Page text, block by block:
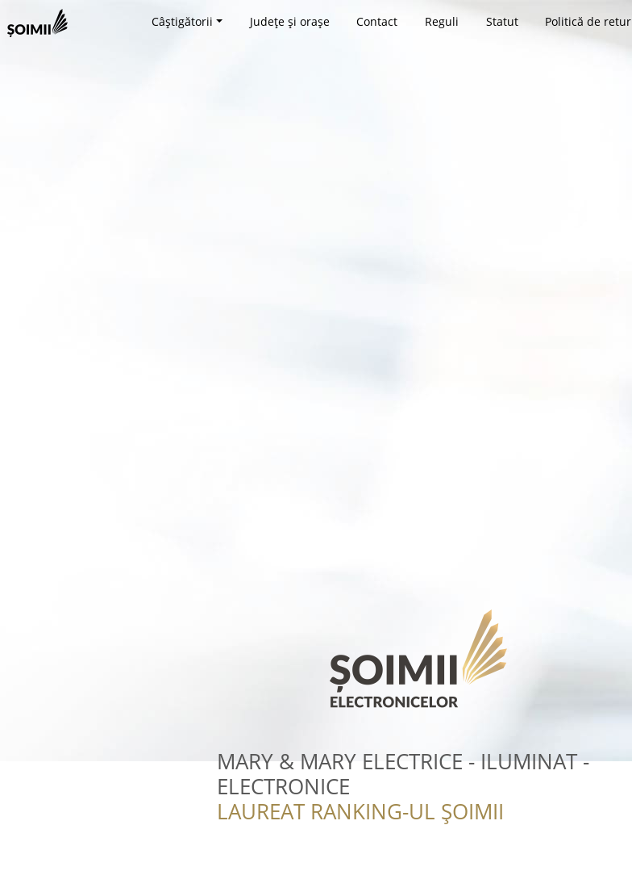
Câștigătorii Județe și orașe Contact Reguli Statut Politică de retur
MARY & MARY ELECTRICE - ILUMINAT -
ELECTRONICE
LAUREAT RANKING-UL ȘOIMII